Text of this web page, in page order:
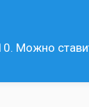
Мож­но